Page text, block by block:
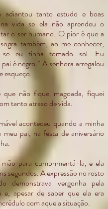
adiantou tanto estudo e boas
vida se ela não aprendeu o
o ser humano. O pior é que a
também, ao me conhecer,
se eu tinha tomado sol. Eu
é negro.” A senhora arregalou
esqueço.
que não fiquei magoada, fiquei
tanto atraso de vida.
aconteceu quando a minha
meu pai, na festa de aniversário
para cumprimentá-la, e ela
segundos. A expressão no rosto
demonstrava vergonha pela
e, apesar de saber que ela era
com aquela situação.